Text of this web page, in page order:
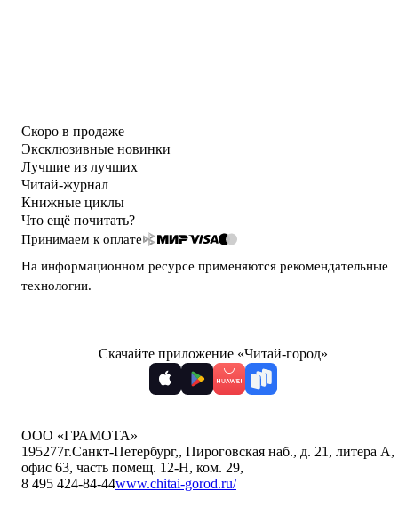
Скоро в продаже
Эксклюзивные новинки
Лучшие из лучших
Читай-журнал
Книжные циклы
Что ещё почитать?
Принимаем к оплате
На информационном ресурсе применяются рекомендательные
технологии.
Скачайте приложение «Читай-город»
ООО «ГРАМОТА»
195277г.Санкт-Петербург,, Пироговская наб., д. 21, литера А,
офис 63, часть помещ. 12-Н, ком. 29,
8 495 424-84-44www.chitai-gorod.ru/